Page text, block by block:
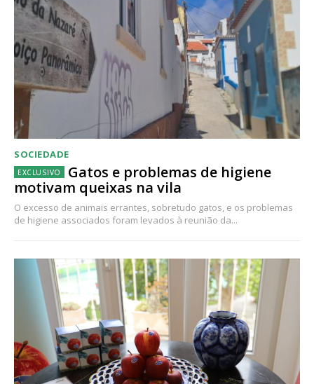
SOCIEDADE
Gatos e problemas de higiene
motivam queixas na vila
O excesso de animais errantes, sobretudo gatos, e os problemas
de higiene associados foram levados à reunião da...